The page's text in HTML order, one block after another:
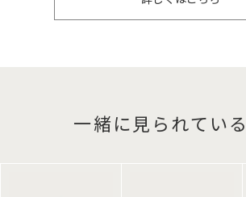
一緒に見られてい